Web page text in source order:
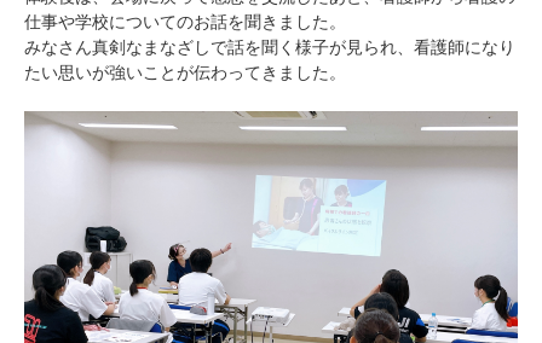
仕事や学校についてのお話を聞きました。
みなさん真剣なまなざしで話を聞く様子が見られ、看護師になり
たい思いが強いことが伝わってきました。